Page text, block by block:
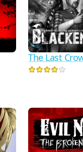
The Last